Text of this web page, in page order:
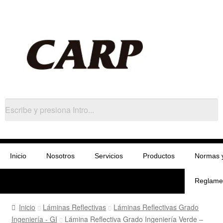
Inicio Nosotros Servicios Productos Normas
Inicio Láminas Reflectivas
Láminas Reflectivas Grado
Ingeniería - GI
Lámina Reflectiva Grado Ingeniería Verde –